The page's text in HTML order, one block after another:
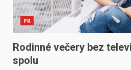
PR
Rodinné večery bez
spolu